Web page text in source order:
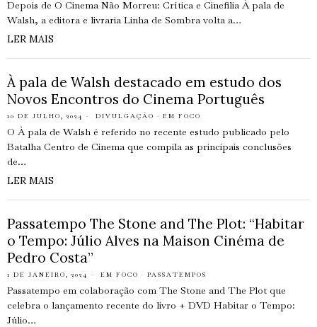
Depois de O Cinema Não Morreu: Crítica e Cinefilia À pala de
Walsh, a editora e livraria Linha de Sombra volta a…
LER MAIS
À pala de Walsh destacado em estudo dos
Novos Encontros do Cinema Português
10 DE JULHO, 2024 DIVULGAÇÃO · EM FOCO
O À pala de Walsh é referido no recente estudo publicado pelo
Batalha Centro de Cinema que compila as principais conclusões
de…
LER MAIS
Passatempo The Stone and The Plot: “Habitar
o Tempo: Júlio Alves na Maison Cinéma de
Pedro Costa”
1 DE JANEIRO, 2024 EM FOCO · PASSATEMPOS
Passatempo em colaboração com The Stone and The Plot que
celebra o lançamento recente do livro + DVD Habitar o Tempo:
Júlio…